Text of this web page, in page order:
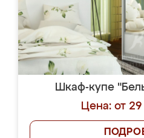
Шкаф-купе
Цена: от